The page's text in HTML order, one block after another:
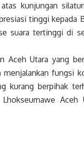
kunjungan
tinggi kepada
suara tertinggi di
Aceh Utara yang
menjalankan fungsi
kurang berpihak
Aceh